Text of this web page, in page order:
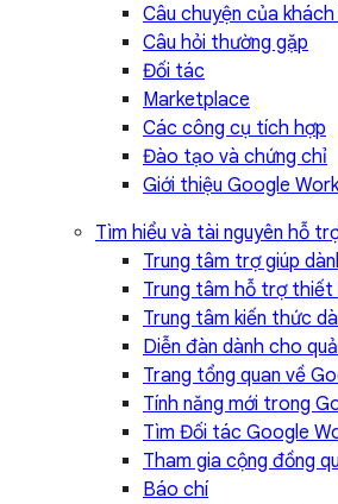
Câu chuyện của khách
Câu hỏi thường gặp
Đối tác
Marketplace
Các công cụ tích hợp
Đào tạo và chứng chỉ
Giới thiệu Google
Tìm hiểu và tài nguyên hỗ
Trung tâm trợ giúp
Trung tâm hỗ trợ thiết
Trung tâm kiến thức
Diễn đàn dành cho
Trang tổng quan về
Tính năng mới trong
Tìm Đối tác Google
Tham gia cộng đồng
Báo chí